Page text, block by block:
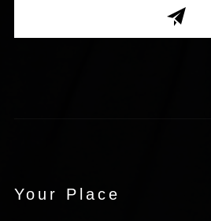
Your Place